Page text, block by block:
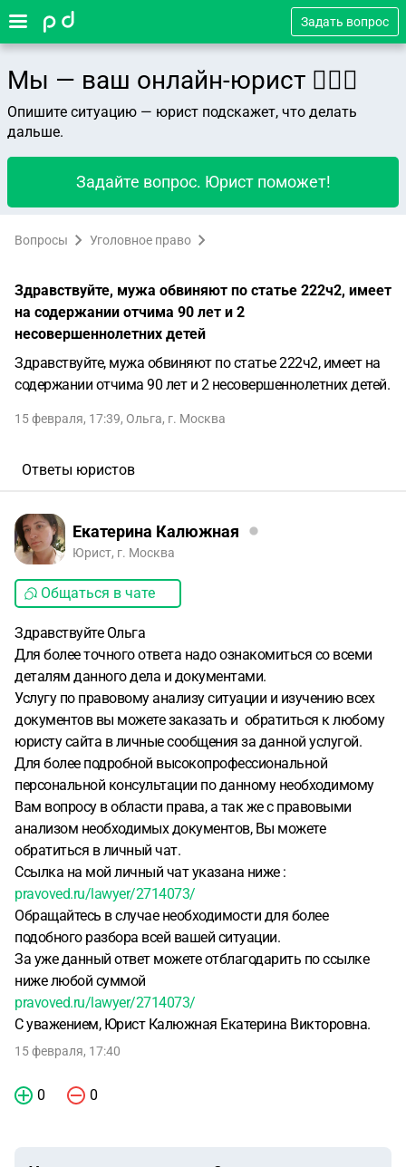
Задать вопрос
Мы — ваш онлайн-юрист 👨🏻‍⚖️
Опишите ситуацию — юрист подскажет, что делать
дальше.
Задайте вопрос. Юрист поможет!
Вопросы Уголовное право
Здравствуйте, мужа обвиняют по статье 222ч2, имеет
на содержании отчима 90 лет и 2
несовершеннолетних детей
Здравствуйте, мужа обвиняют по статье 222ч2, имеет на
содержании отчима 90 лет и 2 несовершеннолетних детей.
15 февраля, 17:39, Ольга, г. Москва
Ответы юристов
Екатерина Калюжная
Юрист, г. Москва
Общаться в чате
Здравствуйте Ольга
Для более точного ответа надо ознакомиться со всеми
деталям данного дела и документами.
Услугу по правовому анализу ситуации и изучению всех
документов вы можете заказать и обратиться к любому
юристу сайта в личные сообщения за данной услугой.
Для более подробной высокопрофессиональной
персональной консультации по данному необходимому
Вам вопросу в области права, а так же с правовыми
анализом необходимых документов, Вы можете
обратиться в личный чат.
Ссылка на мой личный чат указана ниже :
pravoved.ru/lawyer/2714073/
Обращайтесь в случае необходимости для более
подобного разбора всей вашей ситуации.
За уже данный ответ можете отблагодарить по ссылке
ниже любой суммой
pravoved.ru/lawyer/2714073/
С уважением, Юрист Калюжная Екатерина Викторовна.
15 февраля, 17:40
0 0